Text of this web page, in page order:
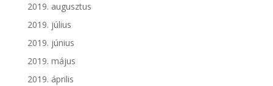
2019. augusztus
2019. július
2019. június
2019. május
2019. április